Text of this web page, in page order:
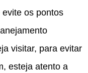
os pontos
visitar, para evitar
esteja atento a